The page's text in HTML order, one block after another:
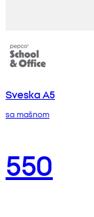
Sveska A5
sa mašnom
550